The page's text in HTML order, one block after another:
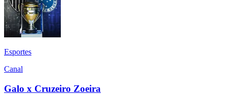
Esportes
Canal
Galo x Cruzeiro Zoeira